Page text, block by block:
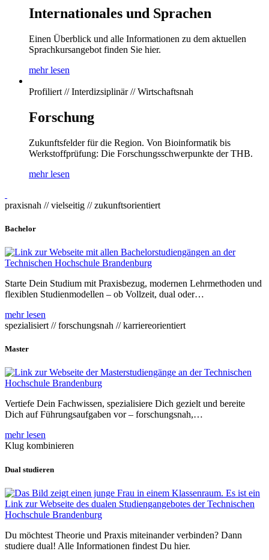
Internationales und Sprachen
Einen Überblick und alle Informationen zu dem aktuellen
Sprachkursangebot finden Sie hier.
mehr lesen
Profiliert // Interdizsiplinär // Wirtschaftsnah
Forschung
Zukunftsfelder für die Region. Von Bioinformatik bis
Werkstoffprüfung: Die Forschungsschwerpunkte der THB.
mehr lesen
praxisnah // vielseitig // zukunftsorientiert
Bachelor
Starte Dein Studium mit Praxisbezug, modernen Lehrmethoden und
flexiblen Studienmodellen – ob Vollzeit, dual oder…
mehr lesen
spezialisiert // forschungsnah // karriereorientiert
Master
Vertiefe Dein Fachwissen, spezialisiere Dich gezielt und bereite
Dich auf Führungsaufgaben vor – forschungsnah,…
mehr lesen
Klug kombinieren
Dual studieren
Du möchtest Theorie und Praxis miteinander verbinden? Dann
studiere dual! Alle Informationen findest Du hier.